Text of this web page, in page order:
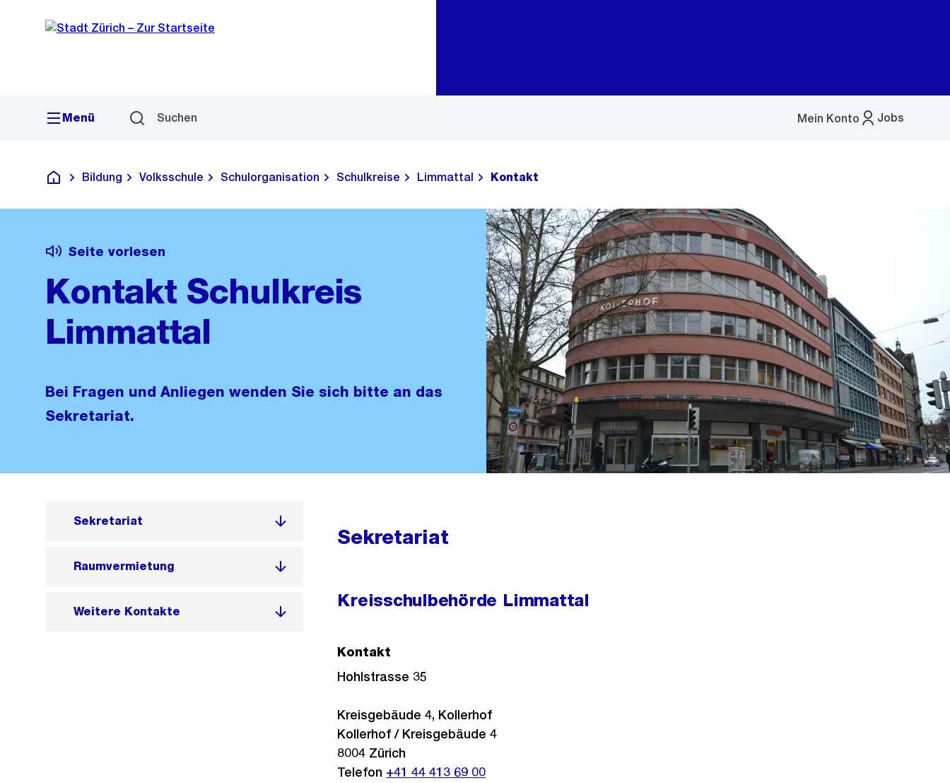
Navigation
Sprunglink
Menü Suchen Jobs
Mein Konto
Menü
Deutsch
Bildung Volksschule Schulorganisation Schulkreise Limmattal Kontakt
Seite vorlesen
Kontakt Schulkreis
Limmattal
Bei Fragen und Anliegen wenden Sie sich bitte an das
Sekretariat.
Sekretariat
Raumvermietung
Weitere Kontakte
Sekretariat
Kreisschulbehörde Limmattal
Kontakt
Hohlstrasse 35
Kreisgebäude 4, Kollerhof
Kollerhof / Kreisgebäude 4
8004 Zürich
Telefon +41 44 413 69 00